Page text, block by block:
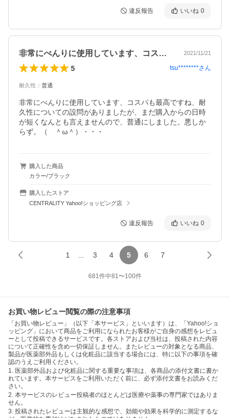
違反報告 いいね 0
非常にべんりに使用しています、コスパも… 2021/11/21
5 tsu********さん
耐久性 ： 普通
非常にべんりに使用しています、コスパも最高ですね、耐
久性についての設問がありましたが、まだ購入からの日時
が短くなんとも言えませんので、普通にしました。悪しか
らず。（　＾ω＾）・・・
購入した商品
カラー/ブラック
購入したストア
CENTRALITY Yahoo!ショッピング店
違反報告 いいね 0
1 3 4 5 6 7
681件中81〜100件
お買い物レビュー閲覧の際の注意事項
「お買い物レビュー」（以下「本サービス」といいます）は、「Yahoo!ショ
ッピング」において商品をご利用になられたお客様がご自身の感想をレビュ
ーとして投稿できるサービスです。各ストアおよび当社は、投稿された内容
について正確性を含め一切保証しません。またレビューの対象となる商品、
製品が医薬部外品もしくは化粧品に該当する場合には、特に以下の事項を確
認のうえご利用ください。
1. 医薬部外品および化粧品に関する重要な事項は、各商品の添付文書に書か
れています。本サービスをご利用いただく前に、必ず添付文書をお読みくだ
さい。
2. 本サービスのレビュー投稿者のほとんどは医療や薬事の専門家ではありま
せん。
3. 投稿されたレビューは主観的な感想で、効能や効果を科学的に測定するな